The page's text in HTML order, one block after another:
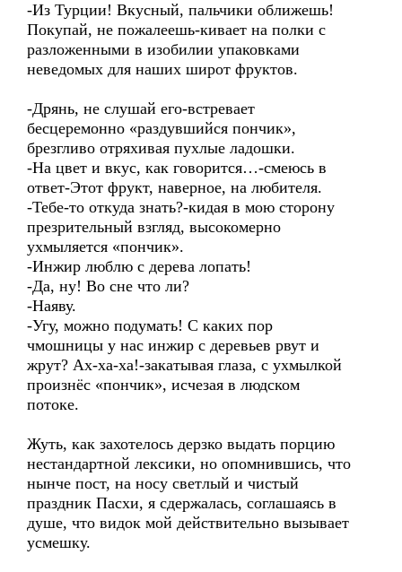
-Из Турции! Вкусный, пальчики оближешь!
Покупай, не пожалеешь-кивает на полки с
разложенными в изобилии упаковками
неведомых для наших широт фруктов.
-Дрянь, не слушай его-встревает
бесцеремонно «раздувшийся пончик»,
брезгливо отряхивая пухлые ладошки.
-На цвет и вкус, как говорится…-смеюсь в
ответ-Этот фрукт, наверное, на любителя.
-Тебе-то откуда знать?-кидая в мою сторону
презрительный взгляд, высокомерно
ухмыляется «пончик».
-Инжир люблю с дерева лопать!
-Да, ну! Во сне что ли?
-Наяву.
-Угу, можно подумать! С каких пор
чмошницы у нас инжир с деревьев рвут и
жрут? Ах-ха-ха!-закатывая глаза, с ухмылкой
произнёс «пончик», исчезая в людском
потоке.
Жуть, как захотелось дерзко выдать порцию
нестандартной лексики, но опомнившись, что
нынче пост, на носу светлый и чистый
праздник Пасхи, я сдержалась, соглашаясь в
душе, что видок мой действительно вызывает
усмешку.